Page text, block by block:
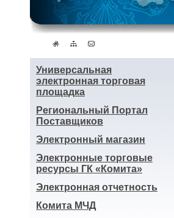
Универсальная
электронная торговая
площадка
Региональный Портал
Поставщиков
Электронный магазин
Электронные торговые
ресурсы ГК «Комита»
Электронная отчетность
Комита МЧД